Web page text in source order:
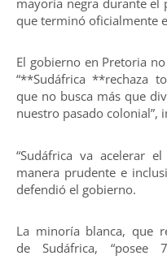
que terminó oficialmente
El gobierno en Pretoria
“**Sudáfrica **rechaza
que no busca más que
nuestro pasado colonial”,
“Sudáfrica va acelerar
manera prudente e
defendió el gobierno.
La minoría blanca, que
de Sudáfrica, “posee